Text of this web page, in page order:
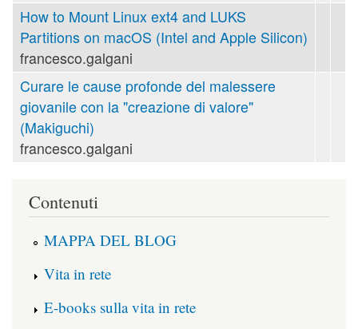
How to Mount Linux ext4 and LUKS
Partitions on macOS (Intel and Apple Silicon)
francesco.galgani
Curare le cause profonde del malessere
giovanile con la "creazione di valore"
(Makiguchi)
francesco.galgani
Contenuti
MAPPA DEL BLOG
Vita in rete
E-books sulla vita in rete